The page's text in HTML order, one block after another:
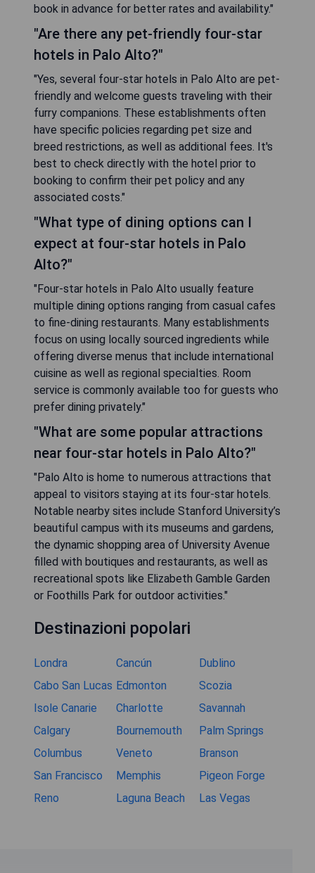
book in advance for better rates and availability."
"Are there any pet-friendly four-star
hotels in Palo Alto?"
"Yes, several four-star hotels in Palo Alto are pet-
friendly and welcome guests traveling with their
furry companions. These establishments often
have specific policies regarding pet size and
breed restrictions, as well as additional fees. It's
best to check directly with the hotel prior to
booking to confirm their pet policy and any
associated costs."
"What type of dining options can I
expect at four-star hotels in Palo
Alto?"
"Four-star hotels in Palo Alto usually feature
multiple dining options ranging from casual cafes
to fine-dining restaurants. Many establishments
focus on using locally sourced ingredients while
offering diverse menus that include international
cuisine as well as regional specialties. Room
service is commonly available too for guests who
prefer dining privately."
"What are some popular attractions
near four-star hotels in Palo Alto?"
"Palo Alto is home to numerous attractions that
appeal to visitors staying at its four-star hotels.
Notable nearby sites include Stanford University’s
beautiful campus with its museums and gardens,
the dynamic shopping area of University Avenue
filled with boutiques and restaurants, as well as
recreational spots like Elizabeth Gamble Garden
or Foothills Park for outdoor activities."
Destinazioni popolari
Londra Cancún
Dublino
Cabo San Lucas Edmonton
Scozia
Isole Canarie
Charlotte
Savannah
Calgary
Bournemouth
Palm Springs
Columbus
Veneto
Branson
San Francisco
Memphis
Pigeon Forge
Reno
Laguna Beach Las Vegas